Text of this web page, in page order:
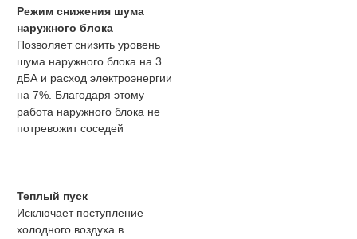
Режим снижения шума
наружного блока
Позволяет снизить уровень
шума наружного блока на 3
дБА и расход электроэнергии
на 7%. Благодаря этому
работа наружного блока не
потревожит соседей
Теплый пуск
Исключает поступление
холодного воздуха в